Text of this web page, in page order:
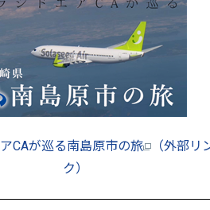
CAが巡る南島原市の旅
（外部リ
ク）